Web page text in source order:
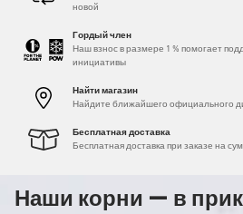
новой
Гордый член
Наш взнос в размере 1 % помогает
инициативы
Найти магазин
Найдите ближайшего официального
Бесплатная доставка
Бесплатная доставка при заказе на
Наши корни — в